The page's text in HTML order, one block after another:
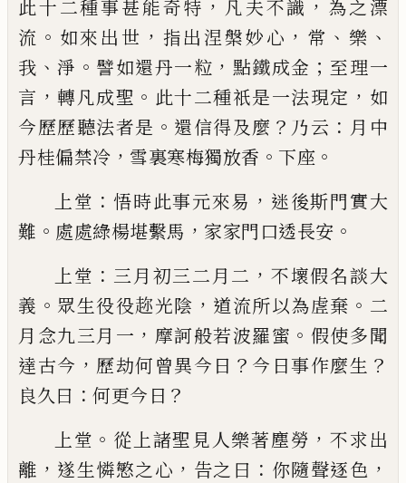
此十二種事甚能奇特 ， 凡夫不識 ， 為之漂
流 。 如來出世 ， 指出涅槃妙心 ， 常 、 樂 、
我 、淨 。 譬如還丹一粒 ， 點鐵成金 ； 至理一
言 ，轉凡成聖 。 此十二種祇是一法現定 ， 如
今歷歷聽法者是 。 還信得及麼 ？ 乃云 ： 月中
丹桂偏禁冷 ， 雪裏寒梅獨放香 。 下座 。
上堂 ：悟時此事元來易 ， 迷後斯門實大
難 。 處處綠楊堪繫馬 ， 家家門口透長安 。
上堂 ： 三月初三二月二 ， 不壞假名談大
義 。 眾生役役趂光陰 ， 道流所以為虗棄 。 二
月念九三月一 ， 摩訶般若波羅蜜 。 假使多聞
達古今 ， 歷劫何曾異今日 ？ 今日事作麼生 ？
良久曰 ： 何更今日 ？
上堂 。 從上諸聖見人樂著塵勞 ，不求出
離 ， 遂生憐慜之心 ， 告之曰 ： 你隨聲逐色 ，